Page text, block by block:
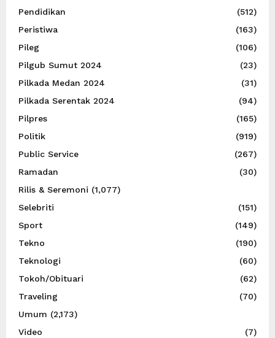
Pendidikan
(512)
Peristiwa
(163)
Pileg
(106)
Pilgub Sumut 2024
(23)
Pilkada Medan 2024
(31)
Pilkada Serentak 2024
(94)
Pilpres
(165)
Politik
(919)
Public Service
(267)
Ramadan
(30)
Rilis & Seremoni (1,077)
Selebriti
(151)
Sport
(149)
Tekno
(190)
Teknologi
(60)
Tokoh/Obituari
(62)
Traveling
(70)
Umum (2,173)
Video
(7)